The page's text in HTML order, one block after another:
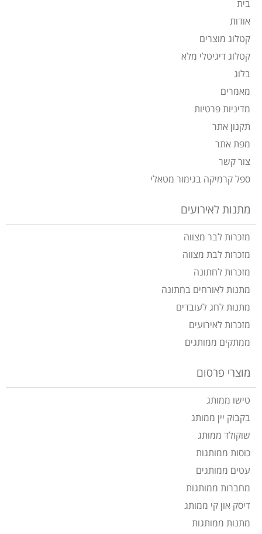
בית
אודות
קטלוג מוצרים
קטלוג דיגיטלי מלא
בלוג
מאמרים
מדיניות פרטיות
תקנון אתר
מפת אתר
צור קשר
ספל קרמיקה בגימור מטאלי
מתנות לאירועים
מזכרות לבר מצווה
מזכרות לבת מצווה
מזכרות לחתונה
מתנות לאורחים בחתונה
מתנות לחג לעובדים
מזכרות לאירועים
ממתקים ממותגים
מוצרי פרסום
טישו ממותג
בקבוק יין ממותג
שוקולד ממותג
כוסות ממותגות
עטים ממותגים
מחברות ממותגות
דיסק און קי ממותג
מתנות ממותגות